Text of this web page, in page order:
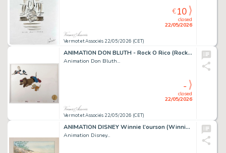
Vermot et Associés 22/05/2026 (CET)
closed
22/05/2026
€10
ANIMATION DON BLUTH - Rock O Rico (Rock-a-Doodle) Don...
Animation Don Bluth...
Vermot et Associés 22/05/2026 (CET)
closed
22/05/2026
-
ANIMATION DISNEY Winnie l’ourson (Winnie the Pooth) Cellulo...
Animation Disney...